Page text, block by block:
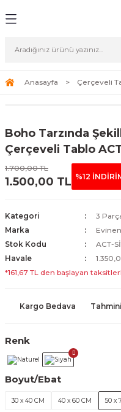
Tablolar
Tablolar
Sanat
Anasayfa Çerçeveli
Boho Tarzında
Çerçeveli Tablo
1.700,00 TL
1.500,00 TL %12
Kategori
3
Marka
Stok Kodu
ACT-
Havale
*161,67 TL den başlayan
Kargo Bedava
Renk
Boyut/Ebat
30 x 40 CM 40 x 60 CM 50 x